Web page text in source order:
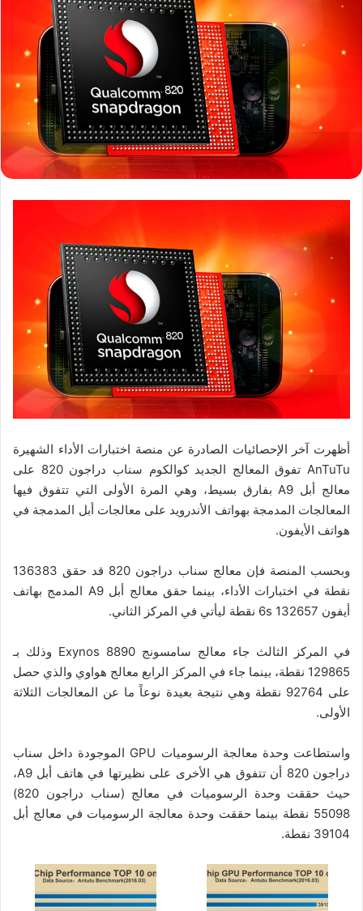
أظهرت آخر الإحصائيات الصادرة عن منصة اختبارات الأداء الشهيرة
AnTuTu تفوق المعالج الجديد كوالكوم سناب دراجون 820 على
معالج أبل A9 بفارق بسيط، وهي المرة الأولى التي تتفوق فيها
المعالجات المدمجة بهواتف الأندرويد على معالجات أبل المدمجة في
هواتف الأيفون.
وبحسب المنصة فإن معالج سناب دراجون 820 قد حقق 136383
نقطة في اختبارات الأداء، بينما حقق معالج أبل A9 المدمج بهاتف
أيفون 6s 132657 نقطة ليأتي في المركز الثاني.
في المركز الثالث جاء معالج سامسونج Exynos 8890 وذلك بـ
129865 نقطة، بينما جاء في المركز الرابع معالج هواوي والذي حصل
على 92764 نقطة وهي نتيجة بعيدة نوعاً ما عن المعالجات الثلاثة
الأولى.
واستطاعت وحدة معالجة الرسوميات GPU الموجودة داخل سناب
دراجون 820 أن تتفوق هي الأخرى على نظيرتها في هاتف أبل A9،
حيث حققت وحدة الرسوميات في معالج (سناب دراجون 820)
55098 نقطة بينما حققت وحدة معالجة الرسوميات في معالج أبل
39104 نقطة.